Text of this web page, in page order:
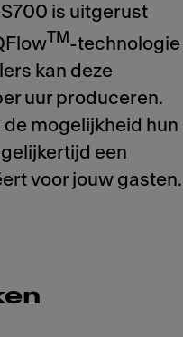
is uitgerust
TM -technologie
kan deze
uur produceren.
mogelijkheid hun
een
voor jouw gasten.